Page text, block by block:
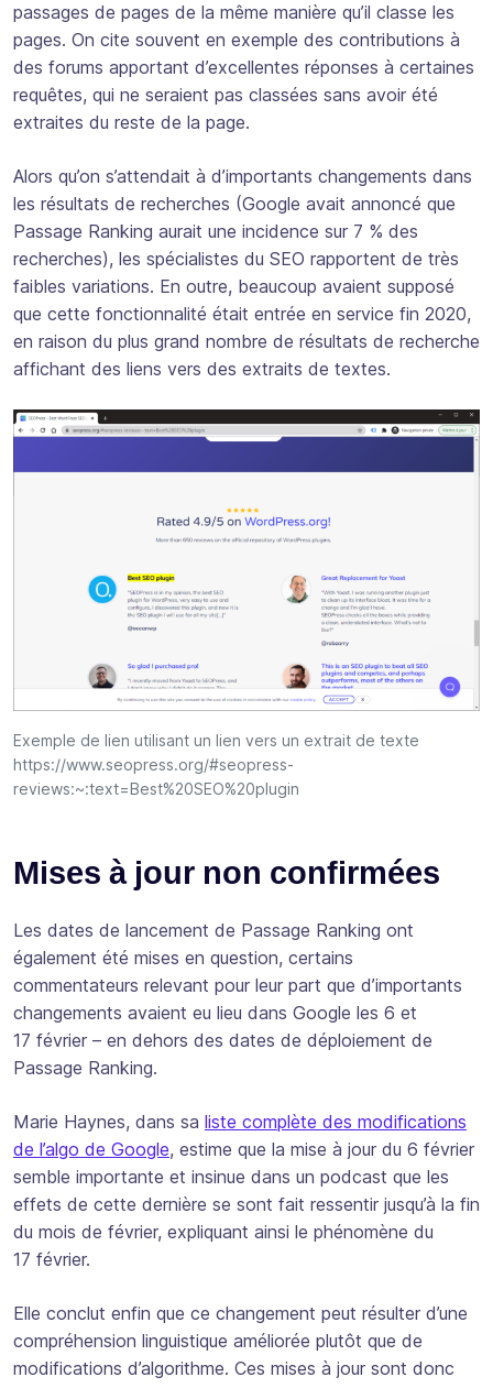
passages de pages de la même manière qu’il classe les
pages. On cite souvent en exemple des contributions à
des forums apportant d’excellentes réponses à certaines
requêtes, qui ne seraient pas classées sans avoir été
extraites du reste de la page.
Alors qu’on s’attendait à d’importants changements dans
les résultats de recherches (Google avait annoncé que
Passage Ranking aurait une incidence sur 7 % des
recherches), les spécialistes du SEO rapportent de très
faibles variations. En outre, beaucoup avaient supposé
que cette fonctionnalité était entrée en service fin 2020,
en raison du plus grand nombre de résultats de recherche
affichant des liens vers des extraits de textes.
Exemple de lien utilisant un lien vers un extrait de texte
https://www.seopress.org/#seopress-
reviews:~:text=Best%20SEO%20plugin
Mises à jour non confirmées
Les dates de lancement de Passage Ranking ont
également été mises en question, certains
commentateurs relevant pour leur part que d’importants
changements avaient eu lieu dans Google les 6 et
17 février – en dehors des dates de déploiement de
Passage Ranking.
Marie Haynes, dans sa liste complète des modifications
de l’algo de Google, estime que la mise à jour du 6 février
semble importante et insinue dans un podcast que les
effets de cette dernière se sont fait ressentir jusqu’à la fin
du mois de février, expliquant ainsi le phénomène du
17 février.
Elle conclut enfin que ce changement peut résulter d’une
compréhension linguistique améliorée plutôt que de
modifications d’algorithme. Ces mises à jour sont donc